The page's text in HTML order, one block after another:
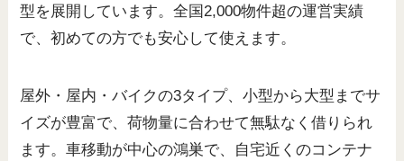
型を展開しています。全国2,000物件超の運営実績
で、初めての方でも安心して使えます。
屋外・屋内・バイクの3タイプ、小型から大型までサ
イズが豊富で、荷物量に合わせて無駄なく借りられ
ます。車移動が中心の鴻巣で、自宅近くのコンテナ